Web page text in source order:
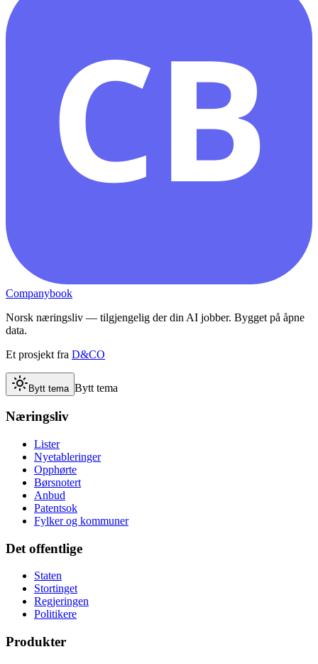
CB
Companybook
Norsk næringsliv — tilgjengelig der din AI jobber. Bygget på åpne
data.
Et prosjekt fra D&CO
Bytt tema Bytt tema
Næringsliv
Lister
Nyetableringer
Opphørte
Børsnotert
Anbud
Patentsok
Fylker og kommuner
Det offentlige
Staten
Stortinget
Regjeringen
Politikere
Produkter